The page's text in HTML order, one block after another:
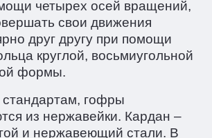
четырех осей вращений,
свои движения
друг другу при помощи
круглой, восьмиугольной
формы.
гофры
из нержавейки. Кардан –
и нержавеющий стали. В